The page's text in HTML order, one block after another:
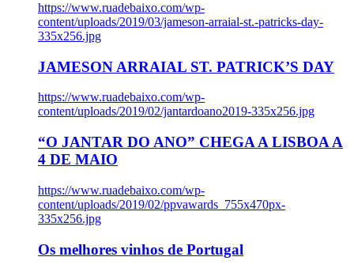
https://www.ruadebaixo.com/wp-
content/uploads/2019/03/jameson-arraial-st.-patricks-day-
335x256.jpg
JAMESON ARRAIAL ST. PATRICK’S DAY
https://www.ruadebaixo.com/wp-
content/uploads/2019/02/jantardoano2019-335x256.jpg
“O JANTAR DO ANO” CHEGA A LISBOA A
4 DE MAIO
https://www.ruadebaixo.com/wp-
content/uploads/2019/02/ppvawards_755x470px-
335x256.jpg
Os melhores vinhos de Portugal